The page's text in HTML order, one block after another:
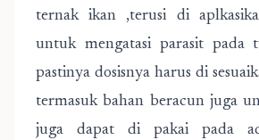
ternak ikan ,terusi di
untuk mengatasi parasit pada
pastinya dosisnya harus di
termasuk bahan beracun juga
juga dapat di pakai pada